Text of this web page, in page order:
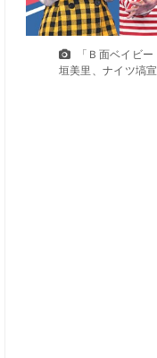
「Ｂ面ベイビ
垣美里、ナイツ塙